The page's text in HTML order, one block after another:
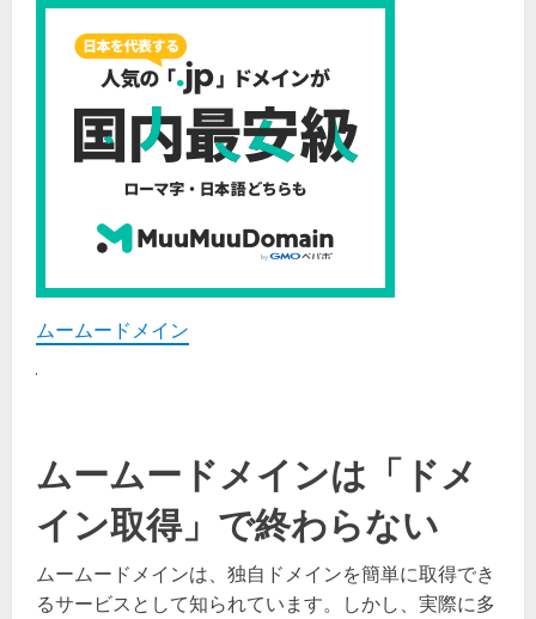
ムームードメイン
ムームードメインは「ドメ
イン取得」で終わらない
ムームードメインは、独自ドメインを簡単に取得でき
るサービスとして知られています。しかし、実際に多